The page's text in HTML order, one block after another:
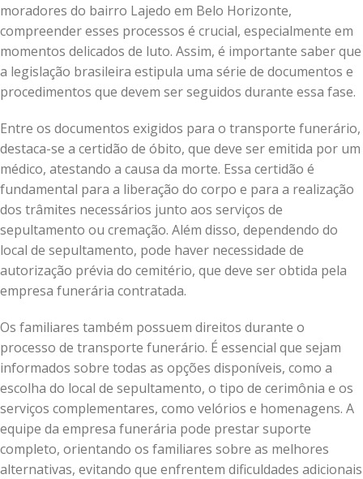
moradores do bairro Lajedo em Belo Horizonte,
compreender esses processos é crucial, especialmente em
momentos delicados de luto. Assim, é importante saber que
a legislação brasileira estipula uma série de documentos e
procedimentos que devem ser seguidos durante essa fase.
Entre os documentos exigidos para o transporte funerário,
destaca-se a certidão de óbito, que deve ser emitida por um
médico, atestando a causa da morte. Essa certidão é
fundamental para a liberação do corpo e para a realização
dos trâmites necessários junto aos serviços de
sepultamento ou cremação. Além disso, dependendo do
local de sepultamento, pode haver necessidade de
autorização prévia do cemitério, que deve ser obtida pela
empresa funerária contratada.
Os familiares também possuem direitos durante o
processo de transporte funerário. É essencial que sejam
informados sobre todas as opções disponíveis, como a
escolha do local de sepultamento, o tipo de cerimônia e os
serviços complementares, como velórios e homenagens. A
equipe da empresa funerária pode prestar suporte
completo, orientando os familiares sobre as melhores
alternativas, evitando que enfrentem dificuldades adicionais